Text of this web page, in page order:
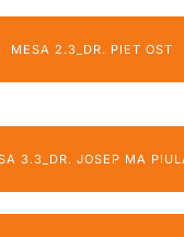
MESA 2.3_DR. PIET OST
3.3_DR. JOSEP MA